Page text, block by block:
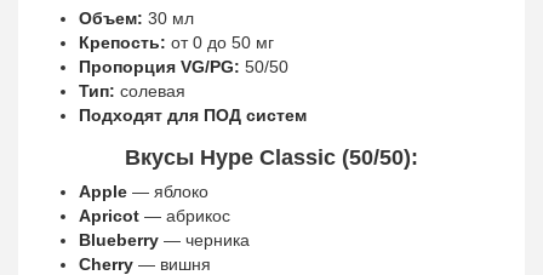
Объем: 30 мл
Крепость: от 0 до 50 мг
Пропорция VG/PG: 50/50
Тип: солевая
Подходят для ПОД систем
Вкусы Hype Classic (50/50):
Apple — яблоко
Apricot — абрикос
Blueberry — черника
Cherry — вишня